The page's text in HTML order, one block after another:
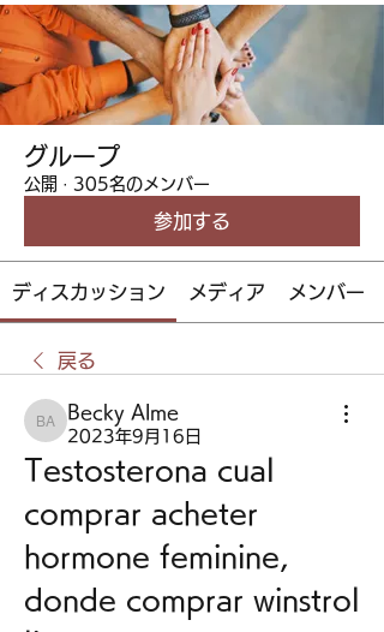
グループ
公開 · 305名のメンバー
参加する
ディスカッション メディア メンバー
戻る
Becky Alme
Becky Alme
2023年9月16日
Testosterona cual
comprar acheter
hormone feminine,
donde comprar winstrol